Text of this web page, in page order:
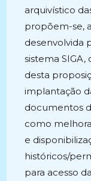
arquivístico
propõem-se,
desenvolvida
sistema
desta
implantação
documentos
como
e
históricos/
para acesso